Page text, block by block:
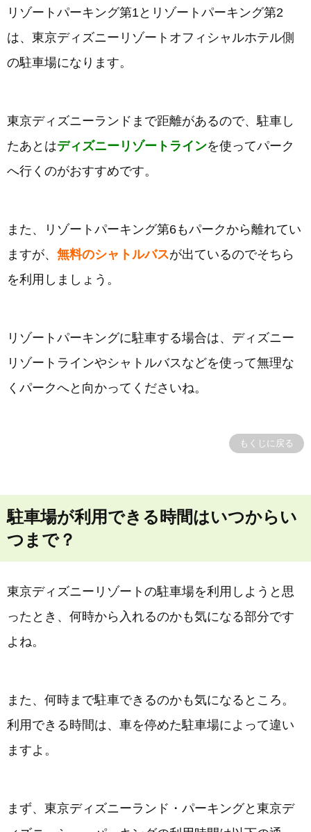
リゾートパーキング第1とリゾートパーキング第2
は、東京ディズニーリゾートオフィシャルホテル側
の駐車場になります。
東京ディズニーランドまで距離があるので、駐車し
たあとはディズニーリゾートラインを使ってパーク
へ行くのがおすすめです。
また、リゾートパーキング第6もパークから離れてい
ますが、 無料のシャトルバスが出ているのでそちら
を利用しましょう。
リゾートパーキングに駐車する場合は、ディズニー
リゾートラインやシャトルバスなどを使って無理な
くパークへと向かってくださいね。
もくじに戻る
駐車場が利用できる時間はいつからい
つまで？
東京ディズニーリゾートの駐車場を利用しようと思
ったとき、何時から入れるのかも気になる部分です
よね。
また、何時まで駐車できるのかも気になるところ。
利用できる時間は、車を停めた駐車場によって違い
ますよ。
まず、東京ディズニーランド・パーキングと東京デ